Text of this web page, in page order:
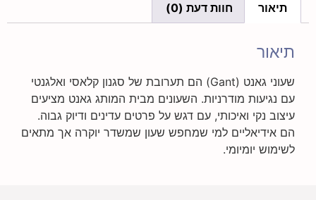
חוות דעת (0)
שעוני גאנט (Gant) הם תערובת של סגנון קלאסי ואלגנטי
מודרניות. השעונים מבית המותג גאנט מציעים
נקי ואיכותי, עם דגש על פרטים עדינים ודיוק גבוה.
למי שמחפש שעון שמשדר יוקרה אך מתאים
יומיומי.